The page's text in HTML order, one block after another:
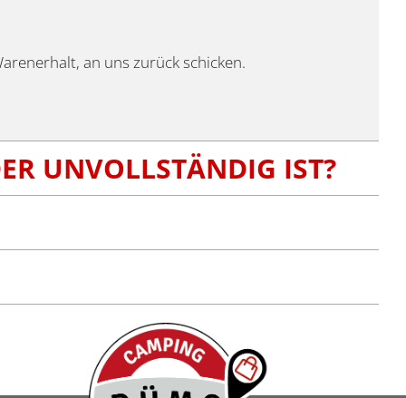
an uns zurück schicken.
UNVOLLSTÄNDIG IST?